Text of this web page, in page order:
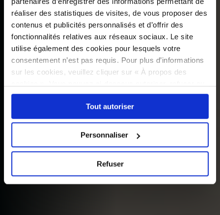
réaliser des statistiques de visites, de vous proposer des
contenus et publicités personnalisés et d’offrir des
fonctionnalités relatives aux réseaux sociaux. Le site
utilise également des cookies pour lesquels votre
consentement n’est pas requis. Pour plus d’informations
sur les cookies, veuillez cliquer sur « À propos des
sélectionner les cookies selon les finalités via l'onglet
« Détails ». À tout moment, vous pouvez modifier votre
choix en cliquant sur le lien « Cookies » en bas des
Tout autoriser
Personnaliser
Refuser